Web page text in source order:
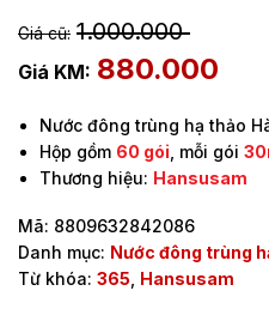
1.000.000
880.000
Nước đông trùng hạ thảo
Hộp gồm 60 gói , mỗi gói
Thương hiệu: Hansusam
Mã: 8809632842086
Danh mục: Nước đông trùng
Từ khóa: 365 Hansusam